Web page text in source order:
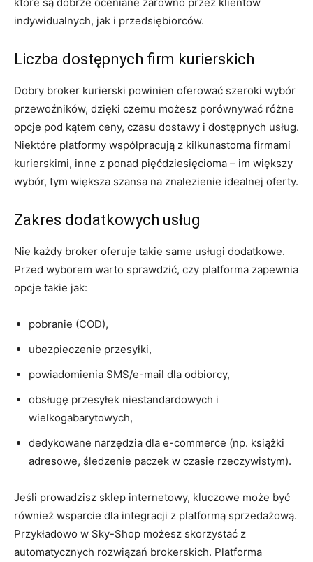
indywidualnych, jak i przedsiębiorców.
Liczba dostępnych firm kurierskich
Dobry broker kurierski powinien oferować szeroki wybór
przewoźników, dzięki czemu możesz porównywać różne
opcje pod kątem ceny, czasu dostawy i dostępnych usług.
Niektóre platformy współpracują z kilkunastoma firmami
kurierskimi, inne z ponad pięćdziesięcioma – im większy
wybór, tym większa szansa na znalezienie idealnej oferty.
Zakres dodatkowych usług
Nie każdy broker oferuje takie same usługi dodatkowe.
Przed wyborem warto sprawdzić, czy platforma zapewnia
opcje takie jak:
pobranie (COD),
ubezpieczenie przesyłki,
powiadomienia SMS/e-mail dla odbiorcy,
obsługę przesyłek niestandardowych i
wielkogabarytowych,
dedykowane narzędzia dla e-commerce (np. książki
adresowe, śledzenie paczek w czasie rzeczywistym).
Jeśli prowadzisz sklep internetowy, kluczowe może być
również wsparcie dla integracji z platformą sprzedażową.
Przykładowo w Sky-Shop możesz skorzystać z
automatycznych rozwiązań brokerskich. Platforma